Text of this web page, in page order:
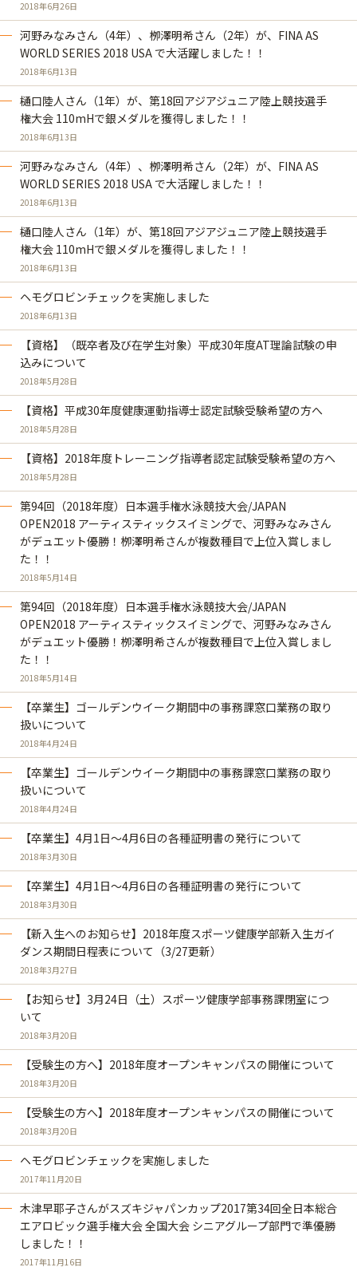
2018年6月26日
河野みなみさん（4年）、栁澤明希さん（2年）が、FINA AS
WORLD SERIES 2018 USA で大活躍しました！！
2018年6月13日
樋口陸人さん（1年）が、第18回アジアジュニア陸上競技選手
権大会 110mHで銀メダルを獲得しました！！
2018年6月13日
河野みなみさん（4年）、栁澤明希さん（2年）が、FINA AS
WORLD SERIES 2018 USA で大活躍しました！！
2018年6月13日
樋口陸人さん（1年）が、第18回アジアジュニア陸上競技選手
権大会 110mHで銀メダルを獲得しました！！
2018年6月13日
ヘモグロビンチェックを実施しました
2018年6月13日
【資格】（既卒者及び在学生対象）平成30年度AT理論試験の申
込みについて
2018年5月28日
【資格】平成30年度健康運動指導士認定試験受験希望の方へ
2018年5月28日
【資格】2018年度トレーニング指導者認定試験受験希望の方へ
2018年5月28日
第94回（2018年度）日本選手権水泳競技大会/JAPAN
OPEN2018 アーティスティックスイミングで、河野みなみさん
がデュエット優勝！栁澤明希さんが複数種目で上位入賞しまし
た！！
2018年5月14日
第94回（2018年度）日本選手権水泳競技大会/JAPAN
OPEN2018 アーティスティックスイミングで、河野みなみさん
がデュエット優勝！栁澤明希さんが複数種目で上位入賞しまし
た！！
2018年5月14日
【卒業生】ゴールデンウイーク期間中の事務課窓口業務の取り
扱いについて
2018年4月24日
【卒業生】ゴールデンウイーク期間中の事務課窓口業務の取り
扱いについて
2018年4月24日
【卒業生】4月1日～4月6日の各種証明書の発行について
2018年3月30日
【卒業生】4月1日～4月6日の各種証明書の発行について
2018年3月30日
【新入生へのお知らせ】2018年度スポーツ健康学部新入生ガイ
ダンス期間日程表について（3/27更新）
2018年3月27日
【お知らせ】3月24日（土）スポーツ健康学部事務課閉室につ
いて
2018年3月20日
【受験生の方へ】2018年度オープンキャンパスの開催について
2018年3月20日
【受験生の方へ】2018年度オープンキャンパスの開催について
2018年3月20日
ヘモグロビンチェックを実施しました
2017年11月20日
木津早耶子さんがスズキジャパンカップ2017第34回全日本総合
エアロビック選手権大会 全国大会 シニアグループ部門で準優勝
しました！！
2017年11月16日